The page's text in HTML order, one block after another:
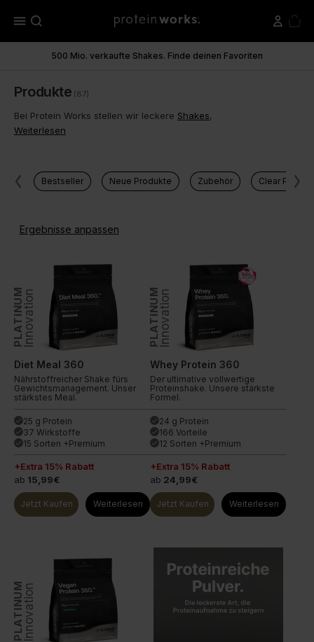
menu
500 Mio. verkaufte Shakes. Finde deinen Favoriten
Produkte (87)
Bei Protein Works stellen wir leckere Shakes,
Weiterlesen
Bestseller Neue Produkte Zubehör Clear
Ergebnisse anpassen
PLATINUMInnovation
Diet Meal 360
Nährstoffreicher Shake fürs
Gewichtsmanagement. Unser
stärkstes Meal.
done 25 g Protein
done 37 Wirkstoffe
done 15 Sorten +Premium
+Extra 15% Rabatt
ab 15,99€
Jetzt Kaufen Weiterlesen
PLATINUMInnovation
Whey Protein 360
Der ultimative vollwertige
Proteinshake. Unsere stärkste
Formel.
done 24 g Protein
done 166 Vorteile
done 12 Sorten +Premium
+Extra 15% Rabatt
ab 24,99€
Jetzt Kaufen Weiterlesen
PLATINUMInnovation